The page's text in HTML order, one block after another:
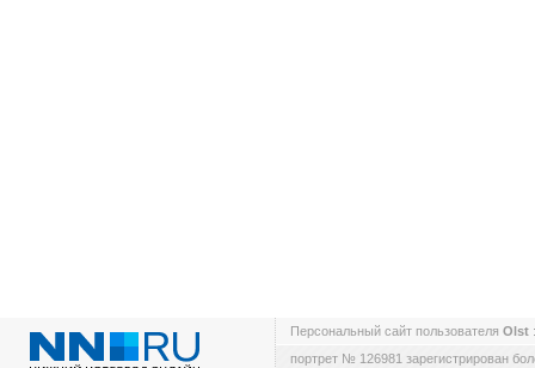
Персональный сайт пользователя Olst
портрет № 126981 зарегистрирован